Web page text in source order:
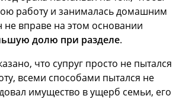
работу и занималась домашним
не вправе на этом основании
долю при разделе.
что супруг просто не пытался
всеми способами пытался не
имущество в ущерб семьи, его